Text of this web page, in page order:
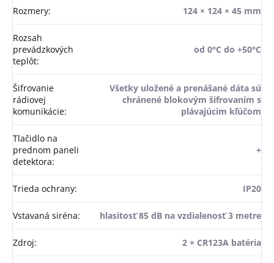
Rozmery: 124 × 124 × 45 mm
Rozsah
prevádzkových
teplôt:
od 0°С do +50°С
Šifrovanie
rádiovej
komunikácie:
Všetky uložené a prenášané dáta sú
chránené blokovým šifrovaním s
plávajúcim kľúčom
Tlačidlo na
prednom paneli
detektora:
+
Trieda ochrany: IP20
Vstavaná siréna: hlasitosť 85 dB na vzdialenosť 3 metre
Zdroj: 2 × CR123A batéria